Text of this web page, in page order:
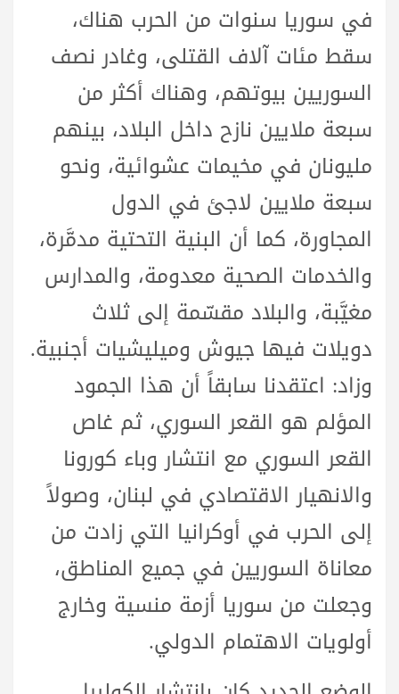
في سوريا سنوات من الحرب هناك،
سقط مئات آلاف القتلى، وغادر نصف
السوريين بيوتهم، وهناك أكثر من
سبعة ملايين نازح داخل البلاد، بينهم
مليونان في مخيمات عشوائية، ونحو
سبعة ملايين لاجئ في الدول
المجاورة، كما أن البنية التحتية مدمَّرة،
والخدمات الصحية معدومة، والمدارس
مغيَّبة، والبلاد مقسّمة إلى ثلاث
دويلات فيها جيوش وميليشيات أجنبية.
وزاد: اعتقدنا سابقاً أن هذا الجمود
المؤلم هو القعر السوري، ثم غاص
القعر السوري مع انتشار وباء كورونا
والانهيار الاقتصادي في لبنان، وصولاً
إلى الحرب في أوكرانيا التي زادت من
معاناة السوريين في جميع المناطق،
وجعلت من سوريا أزمة منسية وخارج
أولويات الاهتمام الدولي.